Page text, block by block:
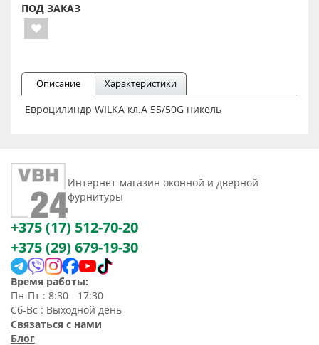
ПОД ЗАКАЗ
Описание Характеристики
Евроцилиндр WILKA кл.А 55/50G никель
Интернет-магазин оконной и дверной
фурнитуры
+375 (17) 512-70-20
+375 (29) 679-19-30
Время работы:
Пн-Пт : 8:30 - 17:30
Сб-Вс : Выходной день
Связаться с нами
Блог